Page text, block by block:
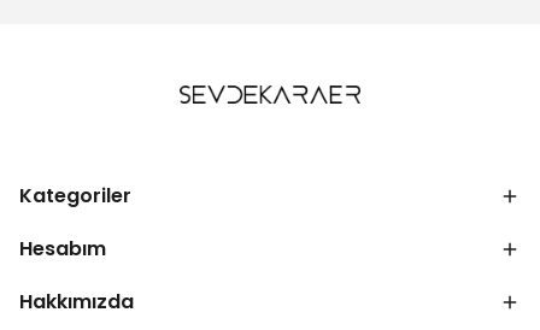
Kategoriler
Hesabım
Hakkımızda